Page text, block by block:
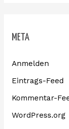
META
Anmelden
Eintrags-Feed
Kommentar-
WordPress.org